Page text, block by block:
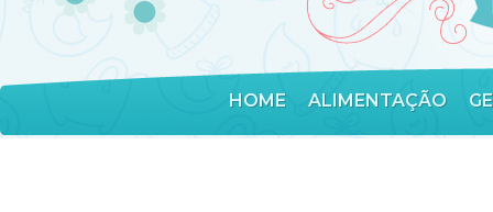
HOME ALIMENTAÇÃO